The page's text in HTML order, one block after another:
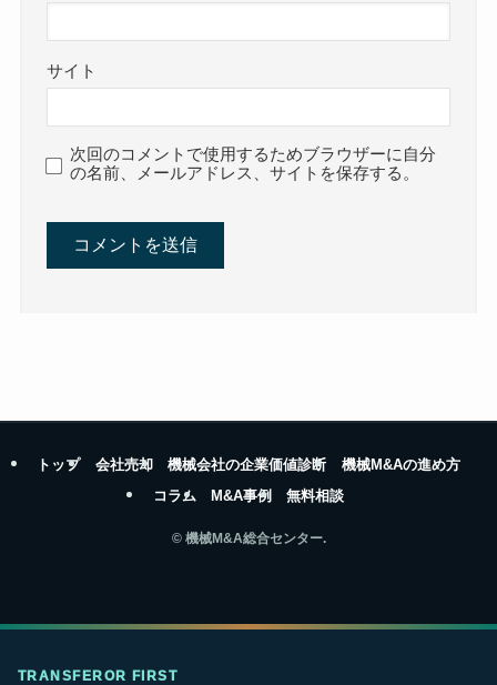
サイト
次回のコメントで使用するためブラウザーに自分
の名前、メールアドレス、サイトを保存する。
トップ 会社売却 機械会社の企業価値診断
機械M&Aの進め方
コラム
M&A事例 無料相談
©機械M&A総合センター.
TRANSFEROR FIRST